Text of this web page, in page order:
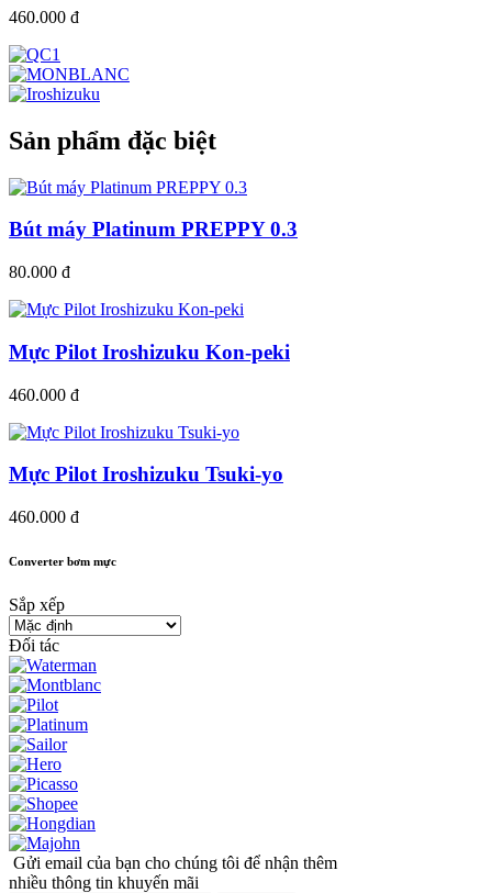
460.000 đ
Sản phẩm đặc biệt
Bút máy Platinum PREPPY 0.3
80.000 đ
Mực Pilot Iroshizuku Kon-peki
460.000 đ
Mực Pilot Iroshizuku Tsuki-yo
460.000 đ
Converter bơm mực
Sắp xếp
Đối tác
Gửi email của bạn cho chúng tôi để nhận thêm
nhiều thông tin khuyến mãi